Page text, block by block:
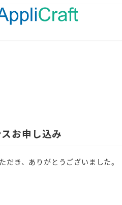
お申し込み
だき、ありがとうございました。